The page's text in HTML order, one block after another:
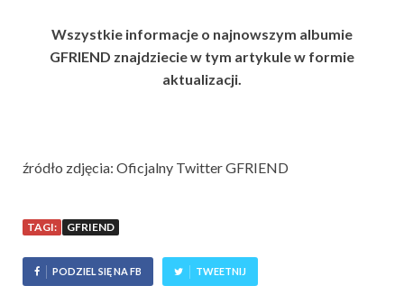
Wszystkie informacje o najnowszym albumie
GFRIEND znajdziecie w tym artykule w formie
aktualizacji.
źródło zdjęcia: Oficjalny Twitter GFRIEND
TAGI: GFRIEND
PODZIEL SIĘ NA FB TWEETNIJ